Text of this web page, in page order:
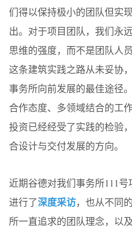
们得以保持极小的团队但实
出。对于项目团队，我们永
思维的强度，而不是团队人
这条建筑实践之路从未妥协
事务所向前发展的最佳途径
合作态度、多领域结合的工
投资已经经受了实践的检验
合设计与交付发展的方向。
近期谷德对我们事务所111
进行了深度采访，也从不同
所一直追求的团队理念，以